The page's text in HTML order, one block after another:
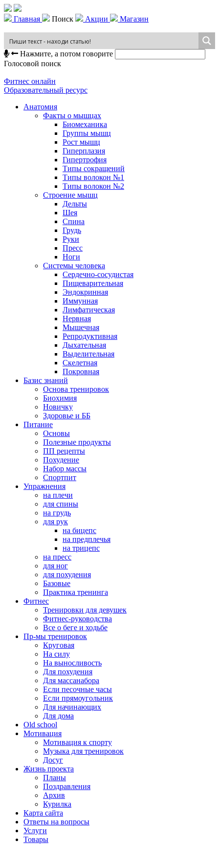
Главная Поиск Акции Магазин
Нажмите, а потом говорите
Голосовой поиск
Фитнес онлайн
Образовательный ресурс
Анатомия
Факты о мышцах
Биомеханика
Группы мышц
Рост мышц
Гиперплазия
Гипертрофия
Типы сокращений
Типы волокон №1
Типы волокон №2
Строение мышц
Дельты
Шея
Спина
Грудь
Руки
Пресс
Ноги
Системы человека
Сердечно-сосудистая
Пищеварительная
Эндокринная
Иммунная
Лимфатическая
Нервная
Мышечная
Репродуктивная
Дыхательная
Выделительная
Скелетная
Покровная
Базис знаний
Основа тренировок
Биохимия
Новичку
Здоровье и ББ
Питание
Основы
Полезные продукты
ПП рецепты
Похудение
Набор массы
Спортпит
Упражнения
на плечи
для спины
на грудь
для рук
на бицепс
на предплечья
на трицепс
на пресс
для ног
для похудения
Базовые
Практика тренинга
Фитнес
Тренировки для девушек
Фитнес-руководства
Все о беге и ходьбе
Пр-мы тренировок
Круговая
На силу
На выносливость
Для похудения
Для массанабора
Если песочные часы
Если прямоугольник
Для начинающих
Для дома
Old school
Мотивация
Мотивация к спорту
Музыка для тренировок
Досуг
Жизнь проекта
Планы
Поздравления
Архив
Курилка
Карта сайта
Ответы на вопросы
Услуги
Товары